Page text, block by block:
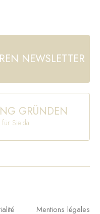
NEWSLETTER
GRÜNDEN
für Sie da
Mentions légales